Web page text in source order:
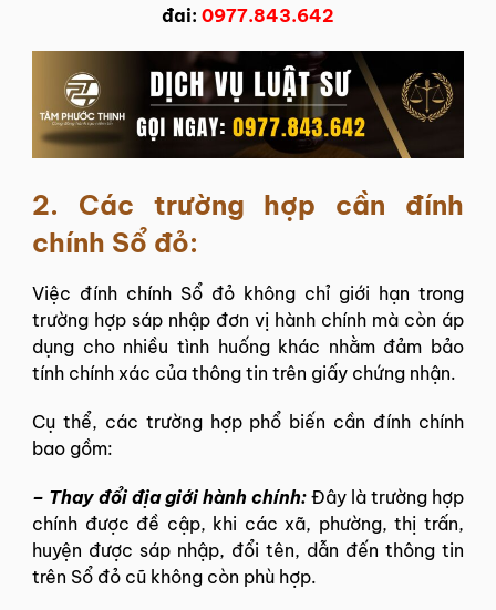
đai: 0977.843.642
2. Các trường hợp cần đính
chính Sổ đỏ:
Việc đính chính Sổ đỏ không chỉ giới hạn trong
trường hợp sáp nhập đơn vị hành chính mà còn áp
dụng cho nhiều tình huống khác nhằm đảm bảo
tính chính xác của thông tin trên giấy chứng nhận.
Cụ thể, các trường hợp phổ biến cần đính chính
bao gồm:
– Thay đổi địa giới hành chính: Đây là trường hợp
chính được đề cập, khi các xã, phường, thị trấn,
huyện được sáp nhập, đổi tên, dẫn đến thông tin
trên Sổ đỏ cũ không còn phù hợp.